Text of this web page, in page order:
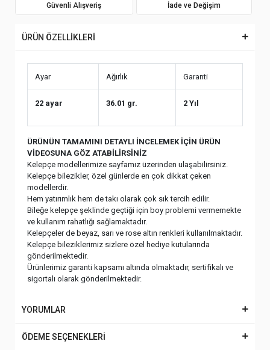
Güvenli Alışveriş İade ve Değişim
ÜRÜN ÖZELLİKLERİ
Ayar Ağırlık Garanti
22 ayar 36.01 gr. 2 Yıl
ÜRÜNÜN TAMAMINI DETAYLI İNCELEMEK İÇİN ÜRÜN
VİDEOSUNA GÖZ ATABİLİRSİNİZ
Kelepçe modellerimize sayfamız üzerinden ulaşabilirsiniz.
Kelepçe bilezikler, özel günlerde en çok dikkat çeken
modellerdir.
Hem yatırımlık hem de takı olarak çok sık tercih edilir.
Bileğe kelepçe şeklinde geçtiği için boy problemi vermemekte
ve kullanım rahatlığı sağlamaktadır.
Kelepçeler de beyaz, sarı ve rose altın renkleri kullanılmaktadır.
Kelepçe bileziklerimiz sizlere özel hediye kutularında
gönderilmektedir.
Ürünlerimiz garanti kapsamı altında olmaktadır, sertifikalı ve
sigortalı olarak gönderilmektedir.
YORUMLAR
ÖDEME SEÇENEKLERİ